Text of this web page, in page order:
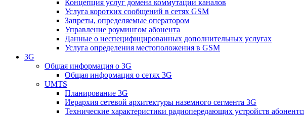
Концепция услуг домена коммутации каналов
Услуга коротких сообщений в сетях GSM
Запреты, определяемые оператором
Управление роумингом абонента
Данные о неспецифицированных дополнительных услугах
Услуга определения местоположения в GSM
3G
Общая информация о 3G
Общая информация о сетях 3G
UMTS
Планирование 3G
Иерархия сетевой архитектуры наземного сегмента 3G
Технические характеристики радиопередающих устройств